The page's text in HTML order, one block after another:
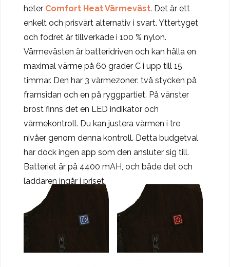
heter Comfort Heat Värmeväst. Det är ett
enkelt och prisvärt alternativ i svart. Yttertyget
och fodret är tillverkade i 100 % nylon.
Värmevästen är batteridriven och kan hålla en
maximal värme på 60 grader C i upp till 15
timmar. Den har 3 värmezoner: två stycken på
framsidan och en på ryggpartiet. På vänster
bröst finns det en LED indikator och
värmekontroll. Du kan justera värmen i tre
nivåer genom denna kontroll. Detta budgetval
har dock ingen app som den ansluter sig till.
Batteriet är på 4400 mAH, och både det och
laddaren ingår i priset.